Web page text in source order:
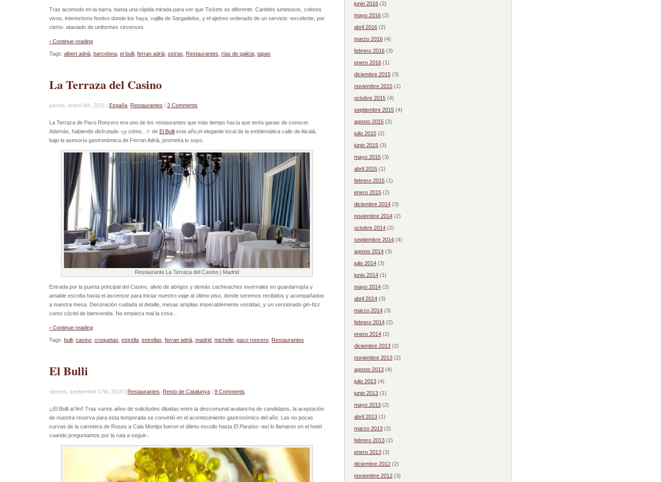
Tras acomodo en la barra, basta una rápida mirada para ver que Tickets es diferente. Carteles luminosos, colores
vivos, interiorismo festivo donde los haya, vajilla de Sargadelos, y el ajetreo ordenado de un servicio -excelente, por
cierto- ataviado de uniformes circenses.
› Continue reading
Tags: albert adrià barcelona el bulli ferran adrià ostras Restaurantes rías de galicia tapas
La Terraza del Casino
jueves, enero 6th, 2011 | España Restaurantes | 2 Comments
La Terraza de Paco Roncero era uno de los restaurantes que más tiempo hacía que tenía ganas de conocer.
Además, habiendo disfrutado -¡y cómo…!- de El Bulli este año,el elegante local de la emblemática calle de Alcalá,
bajo la asesoría gastronómica de Ferran Adrià, prometía lo suyo.
Restaurante La Terraza del Casino | Madrid
Entrada por la puerta principal del Casino, alivio de abrigos y demás cachivaches invernales en guardarropía y
amable escolta hasta el ascensor para iniciar nuestro viaje al último piso, donde seremos recibidos y acompañados
a nuestra mesa. Decoración cuidada al detalle, mesas amplias impecablemente vestidas, y un versionado gin-fizz
como cóctel de bienvenida. No empieza mal la cosa…
› Continue reading
Tags: bulli casino croquetas estrella estrellas ferran adrià madrid michelin paco roncero Restaurantes
El Bulli
viernes, septiembre 17th, 2010 | Restaurantes Resto de Catalunya | 9 Comments
¡¡El Bulli al fin!! Tras varios años de solicitudes diluidas entre la descomunal avalancha de candidatos, la aceptación
de nuestra reserva para esta temporada se convirtió en el acontecimiento gastronómico del año. Las no pocas
curvas de la carretera de Roses a Cala Montjoi fueron el último escollo hasta El Paraíso -así lo llamaron en el hotel
cuando preguntamos por la ruta a seguir-.
junio 2016 (2)
mayo 2016 (2)
abril 2016 (2)
marzo 2016 (4)
febrero 2016 (3)
enero 2016 (1)
diciembre 2015 (3)
noviembre 2015 (1)
octubre 2015 (4)
septiembre 2015 (4)
agosto 2015 (2)
julio 2015 (2)
junio 2015 (3)
mayo 2015 (3)
abril 2015 (1)
febrero 2015 (1)
enero 2015 (2)
diciembre 2014 (3)
noviembre 2014 (2)
octubre 2014 (2)
septiembre 2014 (4)
agosto 2014 (3)
julio 2014 (3)
junio 2014 (1)
mayo 2014 (2)
abril 2014 (3)
marzo 2014 (3)
febrero 2014 (2)
enero 2014 (2)
diciembre 2013 (2)
noviembre 2013 (2)
agosto 2013 (4)
julio 2013 (4)
junio 2013 (1)
mayo 2013 (2)
abril 2013 (1)
marzo 2013 (2)
febrero 2013 (2)
enero 2013 (3)
diciembre 2012 (2)
noviembre 2012 (3)